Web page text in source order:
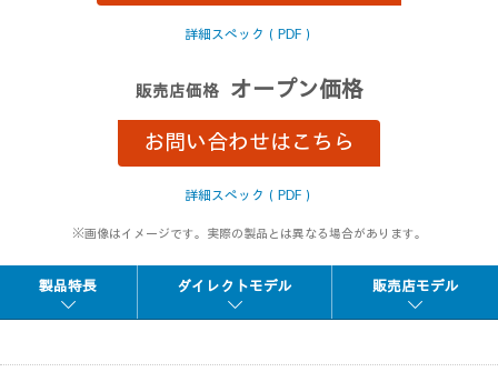
詳細スペック（PDF）
販売店価格 オープン価格
お問い合わせはこちら
詳細スペック（PDF）
※画像はイメージです。実際の製品とは異なる場合があります。
製品特長 ダイレクトモデル 販売店モデル